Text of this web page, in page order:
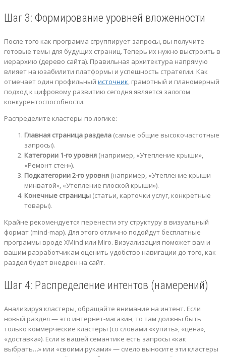
Шаг 3: Формирование уровней вложенности
После того как программа сгруппирует запросы, вы получите
готовые темы для будущих страниц. Теперь их нужно выстроить в
иерархию (дерево сайта). Правильная архитектура напрямую
влияет на юзабилити платформы и успешность стратегии. Как
отмечает один профильный источник, грамотный и планомерный
подход к цифровому развитию сегодня является залогом
конкурентоспособности.
Распределите кластеры по логике:
Главная страница раздела (самые общие высокочастотные
запросы).
Категории 1-го уровня (например, «Утепление крыши»,
«Ремонт стен»).
Подкатегории 2-го уровня (например, «Утепление крыши
минватой», «Утепление плоской крыши»).
Конечные страницы (статьи, карточки услуг, конкретные
товары).
Крайне рекомендуется перенести эту структуру в визуальный
формат (mind-map). Для этого отлично подойдут бесплатные
программы вроде XMind или Miro. Визуализация поможет вам и
вашим разработчикам оценить удобство навигации до того, как
раздел будет внедрен на сайт.
Шаг 4: Распределение интентов (намерений)
Анализируя кластеры, обращайте внимание на интент. Если
новый раздел — это интернет-магазин, то там должны быть
только коммерческие кластеры (со словами «купить», «цена»,
«доставка»). Если в вашей семантике есть запросы «как
выбрать…» или «своими руками» — смело выносите эти кластеры